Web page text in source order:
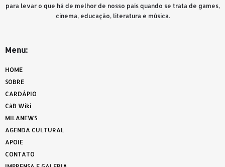
para levar o que há de melhor de nosso país quando se trata de games,
cinema, educação, literatura e música.
Menu:
HOME
SOBRE
CARDÁPIO
CàB Wiki
MILANEWS
AGENDA CULTURAL
APOIE
CONTATO